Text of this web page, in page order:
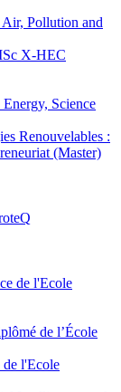
Pollution and
X-HEC
Science
Renouvelables :
(Master)
de l'Ecole
de l’École
l'Ecole